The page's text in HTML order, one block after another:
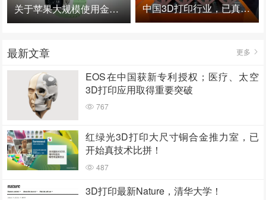
关于苹果大规模使用金属3D打印的思考 中国3D打印行业，已真正进入爆发时代！
最新文章 更多
EOS在中国获新专利授权；医疗、太空
3D打印应用取得重要突破
767
红绿光3D打印大尺寸铜合金推力室，已
开始真技术比拼！
487
3D打印最新Nature，清华大学！